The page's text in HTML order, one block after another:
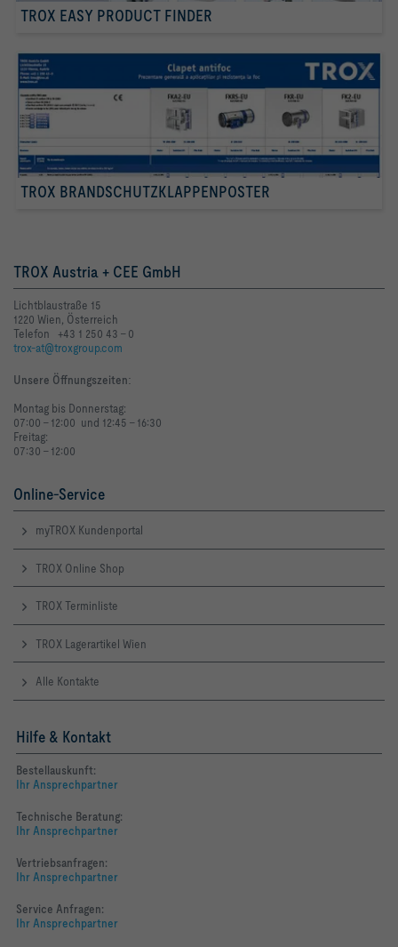
TROX EASY PRODUCT FINDER
TROX BRANDSCHUTZKLAPPENPOSTER
TROX Austria + CEE GmbH
Lichtblaustraße 15
1220 Wien, Österreich
Telefon +43 1 250 43 - 0
trox-at@troxgroup.com
Unsere Öffnungszeiten:
Montag bis Donnerstag:
07:00 - 12:00 und 12:45 - 16:30
Freitag:
07:30 - 12:00
Online-Service
myTROX Kundenportal
TROX Online Shop
TROX Terminliste
TROX Lagerartikel Wien
Alle Kontakte
Hilfe & Kontakt
Bestellauskunft:
Ihr Ansprechpartner
Technische Beratung:
Ihr Ansprechpartner
Vertriebsanfragen:
Ihr Ansprechpartner
Service Anfragen:
Ihr Ansprechpartner